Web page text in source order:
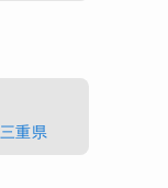
三重県